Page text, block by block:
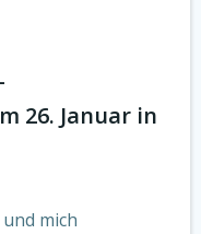
26. Januar in
mich